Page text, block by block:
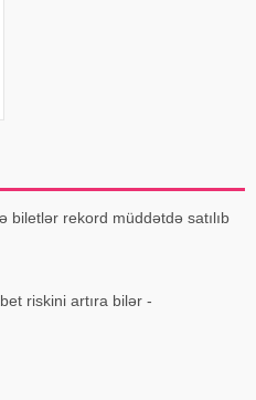
biletlər rekord müddətdə satılıb
riskini artıra bilər -